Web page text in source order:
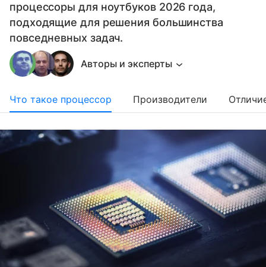
процессоры для ноутбуков 2026 года,
подходящие для решения большинства
повседневных задач.
Авторы и эксперты
Что такое процессор Производители